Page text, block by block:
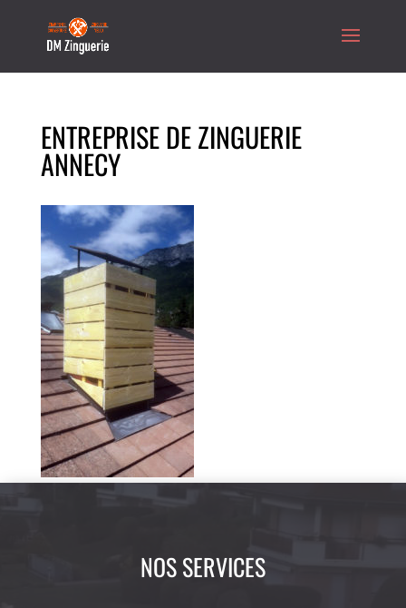
ENTREPRISE DE ZINGUERIE
ANNECY
NOS SERVICES